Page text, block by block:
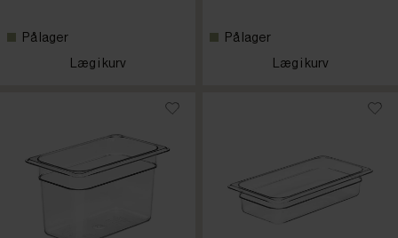
På lager
Læg i kurv
På lager
Læg i kurv